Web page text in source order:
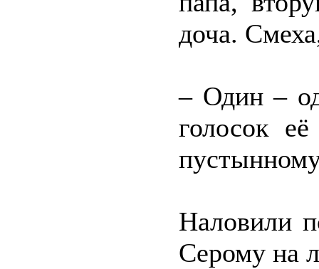
доча.
– Один –
голосок
Наловили
Серому на